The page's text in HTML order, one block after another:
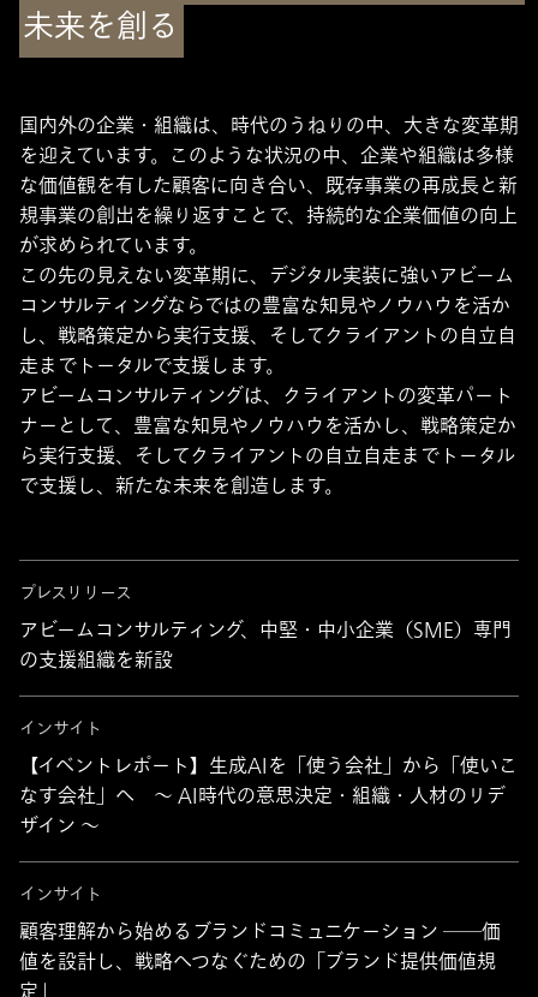
未来を創る
国内外の企業・組織は、時代のうねりの中、大きな変革期
を迎えています。このような状況の中、企業や組織は多様
な価値観を有した顧客に向き合い、既存事業の再成長と新
規事業の創出を繰り返すことで、持続的な企業価値の向上
が求められています。
この先の見えない変革期に、デジタル実装に強いアビーム
コンサルティングならではの豊富な知見やノウハウを活か
し、戦略策定から実行支援、そしてクライアントの自立自
走までトータルで支援します。
アビームコンサルティングは、クライアントの変革パート
ナーとして、豊富な知見やノウハウを活かし、戦略策定か
ら実行支援、そしてクライアントの自立自走までトータル
で支援し、新たな未来を創造します。
プレスリリース
アビームコンサルティング、中堅・中小企業（SME）専門
の支援組織を新設
インサイト
【イベントレポート】生成AIを「使う会社」から「使いこ
なす会社」へ ～ AI時代の意思決定・組織・人材のリデ
ザイン ～
インサイト
顧客理解から始めるブランドコミュニケーション ──価
値を設計し、戦略へつなぐための「ブランド提供価値規